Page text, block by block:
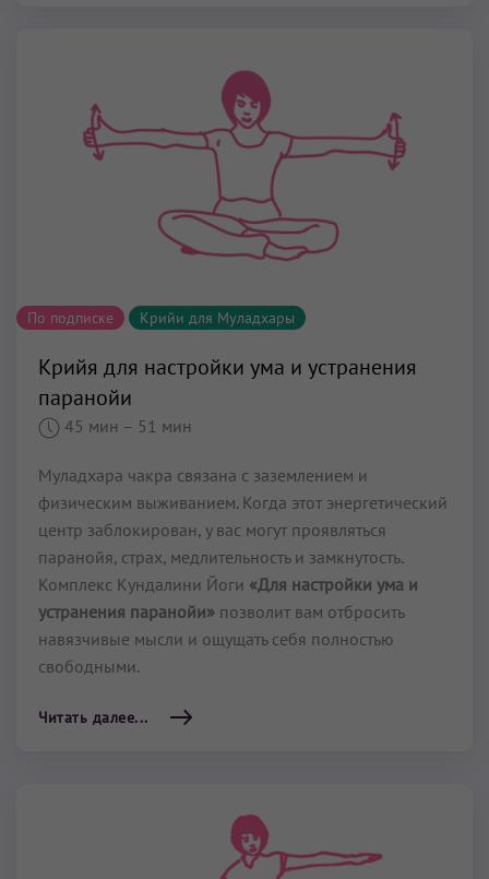
По подписке Крийи для Муладхары
Крийя для настройки ума и устранения
паранойи
45 мин – 51 мин
Муладхара чакра связана с заземлением и
физическим выживанием. Когда этот энергетический
центр заблокирован, у вас могут проявляться
паранойя, страх, медлительность и замкнутость.
Комплекс Кундалини Йоги «Для настройки ума и
устранения паранойи» позволит вам отбросить
навязчивые мысли и ощущать себя полностью
свободными.
Читать далее...